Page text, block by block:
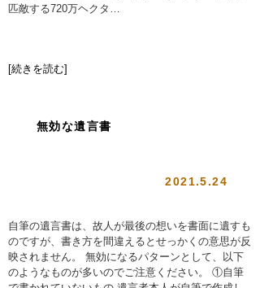
匹敵する720万ヘクタ…
[続きを読む]
無効な遺言書
2021.5.24
自筆の遺言書は、故人が最後の想いを書面に遺すも
のですが、書き方を間違えるとせっかくの意思が反
映されません。 無効になるパターンとして、以下
のようなものが多いのでご注意ください。 ①自筆